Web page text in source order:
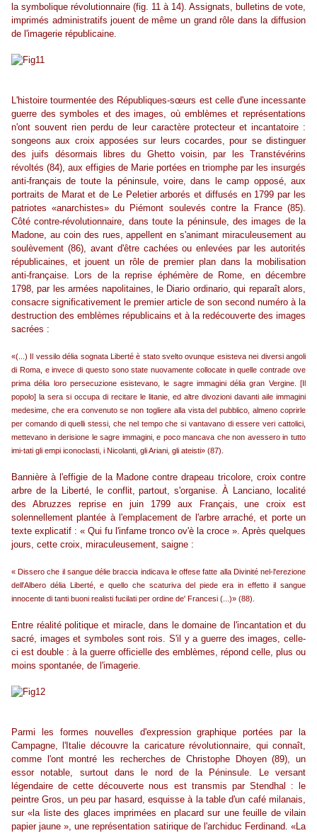
la symbolique révolutionnaire (fig. 11 à 14). Assignats, bulletins de vote,
imprimés administratifs jouent de même un grand rôle dans la diffusion
de l'imagerie républicaine.
L'histoire tourmentée des Républiques-sœurs est celle d'une incessante
guerre des symboles et des images, où emblèmes et représentations
n'ont souvent rien perdu de leur caractère protecteur et incantatoire :
songeons aux croix apposées sur leurs cocardes, pour se distinguer
des juifs désormais libres du Ghetto voisin, par les Transtévérins
révoltés (84), aux effigies de Marie portées en triomphe par les insurgés
anti-français de toute la péninsule, voire, dans le camp opposé, aux
portraits de Marat et de Le Peletier arborés et diffusés en 1799 par les
patriotes «anarchistes» du Piémont soulevés contre la France (85).
Côté contre-révolutionnaire, dans toute la péninsule, des images de la
Madone, au coin des rues, appellent en s'animant miraculeusement au
soulèvement (86), avant d'être cachées ou enlevées par les autorités
républicaines, et jouent un rôle de premier plan dans la mobilisation
anti-française. Lors de la reprise éphémère de Rome, en décembre
1798, par les armées napolitaines, le Diario ordinario, qui reparaît alors,
consacre significativement le premier article de son second numéro à la
destruction des emblèmes républicains et à la redécouverte des images
sacrées :
«(...) Il vessilo délia sognata Liberté è stato svelto ovunque esisteva nei diversi angoli
di Roma, e invece di questo sono state nuovamente collocate in quelle contrade ove
prima délia loro persecuzione esistevano, le sagre immagini délia gran Vergine. [Il
popolo] la sera si occupa di recitare le litanie, ed altre divozioni davanti aile immagini
medesime, che era convenuto se non togliere alla vista del pubblico, almeno coprirle
per comando di quelli stessi, che nel tempo che si vantavano di essere veri cattolici,
mettevano in derisione le sagre immagini, e poco mancava che non avessero in tutto
imi-tati gli empi iconoclasti, i Nicolanti, gli Ariani, gli ateisti» (87).
Bannière à l'effigie de la Madone contre drapeau tricolore, croix contre
arbre de la Liberté, le conflit, partout, s'organise. À Lanciano, localité
des Abruzzes reprise en juin 1799 aux Français, une croix est
solennellement plantée à l'emplacement de l'arbre arraché, et porte un
texte explicatif : « Qui fu l'infame tronco ov'è la croce ». Après quelques
jours, cette croix, miraculeusement, saigne :
« Dissero che il sangue délie braccia indicava le offese fatte alla Divinité nel-l'erezione
dell'Albero délia Liberté, e quello che scaturiva del piede era in effetto il sangue
innocente di tanti buoni realisti fucilati per ordine de' Francesi (...)» (88).
Entre réalité politique et miracle, dans le domaine de l'incantation et du
sacré, images et symboles sont rois. S'il y a guerre des images, celle-
ci est double : à la guerre officielle des emblèmes, répond celle, plus ou
moins spontanée, de l'imagerie.
Parmi les formes nouvelles d'expression graphique portées par la
Campagne, l'Italie découvre la caricature révolutionnaire, qui connaît,
comme l'ont montré les recherches de Christophe Dhoyen (89), un
essor notable, surtout dans le nord de la Péninsule. Le versant
légendaire de cette découverte nous est transmis par Stendhal : le
peintre Gros, un peu par hasard, esquisse à la table d'un café milanais,
sur «la liste des glaces imprimées en placard sur une feuille de vilain
papier jaune », une représentation satirique de l'archiduc Ferdinand. «La